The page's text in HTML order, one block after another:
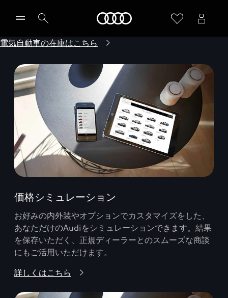
電気自動車の在庫はこちら
価格シミュレーション
お好みの内外装やオプションでカスタマイズをした、
あなただけのAudiをシミュレーションできます。結果
を保存いただく、正規ディーラーとのスムーズな商談
にもご活用いただけます。
詳しくはこちら